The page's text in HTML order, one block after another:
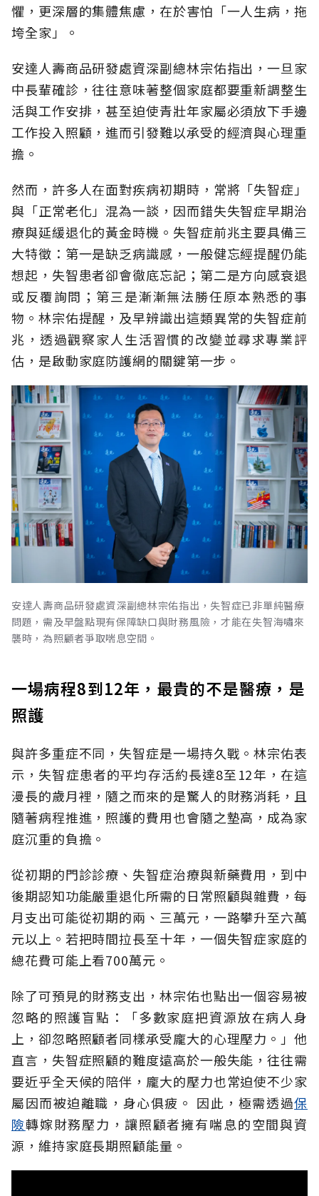
懼，更深層的集體焦慮，在於害怕「一人生病，拖
垮全家」。
安達人壽商品研發處資深副總林宗佑指出，一旦家
中長輩確診，往往意味著整個家庭都要重新調整生
活與工作安排，甚至迫使青壯年家屬必須放下手邊
工作投入照顧，進而引發難以承受的經濟與心理重
擔。
然而，許多人在面對疾病初期時，常將「失智症」
與「正常老化」混為一談，因而錯失失智症早期治
療與延緩退化的黃金時機。失智症前兆主要具備三
大特徵：第一是缺乏病識感，一般健忘經提醒仍能
想起，失智患者卻會徹底忘記；第二是方向感衰退
或反覆詢問；第三是漸漸無法勝任原本熟悉的事
物。林宗佑提醒，及早辨識出這類異常的失智症前
兆，透過觀察家人生活習慣的改變並尋求專業評
估，是啟動家庭防護網的關鍵第一步。
安達人壽商品研發處資深副總林宗佑指出，失智症已非單純醫療
問題，需及早盤點現有保障缺口與財務風險，才能在失智海嘯來
襲時，為照顧者爭取喘息空間。
一場病程8到12年，最貴的不是醫療，是
照護
與許多重症不同，失智症是一場持久戰。林宗佑表
示，失智症患者的平均存活約長達8至12年，在這
漫長的歲月裡，隨之而來的是驚人的財務消耗，且
隨著病程推進，照護的費用也會隨之墊高，成為家
庭沉重的負擔。
從初期的門診診療、失智症治療與新藥費用，到中
後期認知功能嚴重退化所需的日常照顧與雜費，每
月支出可能從初期的兩、三萬元，一路攀升至六萬
元以上。若把時間拉長至十年，一個失智症家庭的
總花費可能上看700萬元。
除了可預見的財務支出，林宗佑也點出一個容易被
忽略的照護盲點：「多數家庭把資源放在病人身
上，卻忽略照顧者同樣承受龐大的心理壓力。」他
直言，失智症照顧的難度遠高於一般失能，往往需
要近乎全天候的陪伴，龐大的壓力也常迫使不少家
屬因而被迫離職，身心俱疲。 因此，極需透過保
險轉嫁財務壓力，讓照顧者擁有喘息的空間與資
源，維持家庭長期照顧能量。